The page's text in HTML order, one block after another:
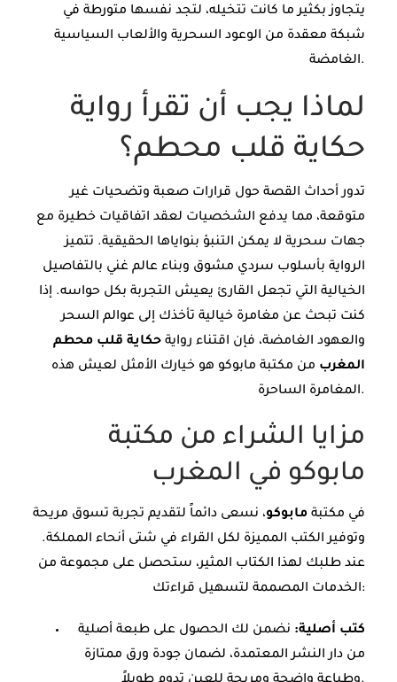
يتجاوز بكثير ما كانت تتخيله، لتجد نفسها متورطة في
شبكة معقدة من الوعود السحرية والألعاب السياسية
الغامضة.
لماذا يجب أن تقرأ رواية
حكاية قلب محطم؟
تدور أحداث القصة حول قرارات صعبة وتضحيات غير
متوقعة، مما يدفع الشخصيات لعقد اتفاقيات خطيرة مع
جهات سحرية لا يمكن التنبؤ بنواياها الحقيقية. تتميز
الرواية بأسلوب سردي مشوق وبناء عالم غني بالتفاصيل
الخيالية التي تجعل القارئ يعيش التجربة بكل حواسه. إذا
كنت تبحث عن مغامرة خيالية تأخذك إلى عوالم السحر
والعهود الغامضة، فإن اقتناء رواية حكاية قلب محطم
المغرب من مكتبة مابوكو هو خيارك الأمثل لعيش هذه
المغامرة الساحرة.
مزايا الشراء من مكتبة
مابوكو في المغرب
في مكتبة مابوكو، نسعى دائماً لتقديم تجربة تسوق مريحة
وتوفير الكتب المميزة لكل القراء في شتى أنحاء المملكة.
عند طلبك لهذا الكتاب المثير، ستحصل على مجموعة من
الخدمات المصممة لتسهيل قراءتك:
كتب أصلية: نضمن لك الحصول على طبعة أصلية
من دار النشر المعتمدة، لضمان جودة ورق ممتازة